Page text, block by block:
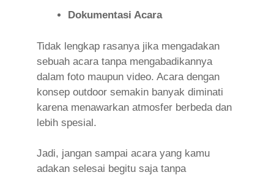
Dokumentasi Acara
Tidak lengkap rasanya jika mengadakan
sebuah acara tanpa mengabadikannya
dalam foto maupun video. Acara dengan
konsep outdoor semakin banyak diminati
karena menawarkan atmosfer berbeda dan
lebih spesial.
Jadi, jangan sampai acara yang kamu
adakan selesai begitu saja tanpa